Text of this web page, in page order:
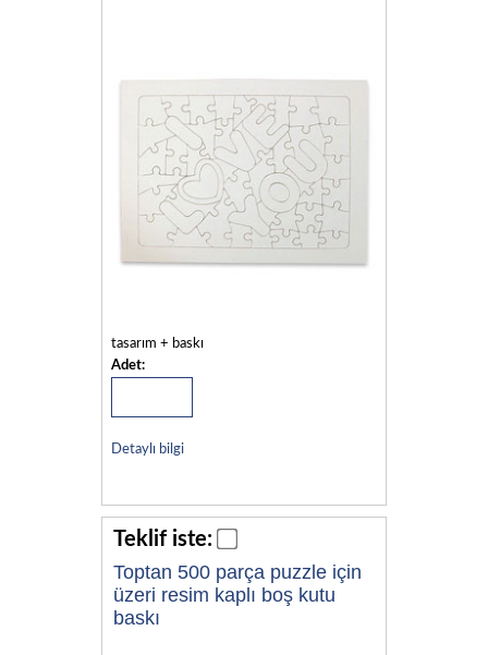
tasarım + baskı
Adet:
Detaylı bilgi
Teklif iste:
Toptan 500 parça puzzle için
üzeri resim kaplı boş kutu
baskı